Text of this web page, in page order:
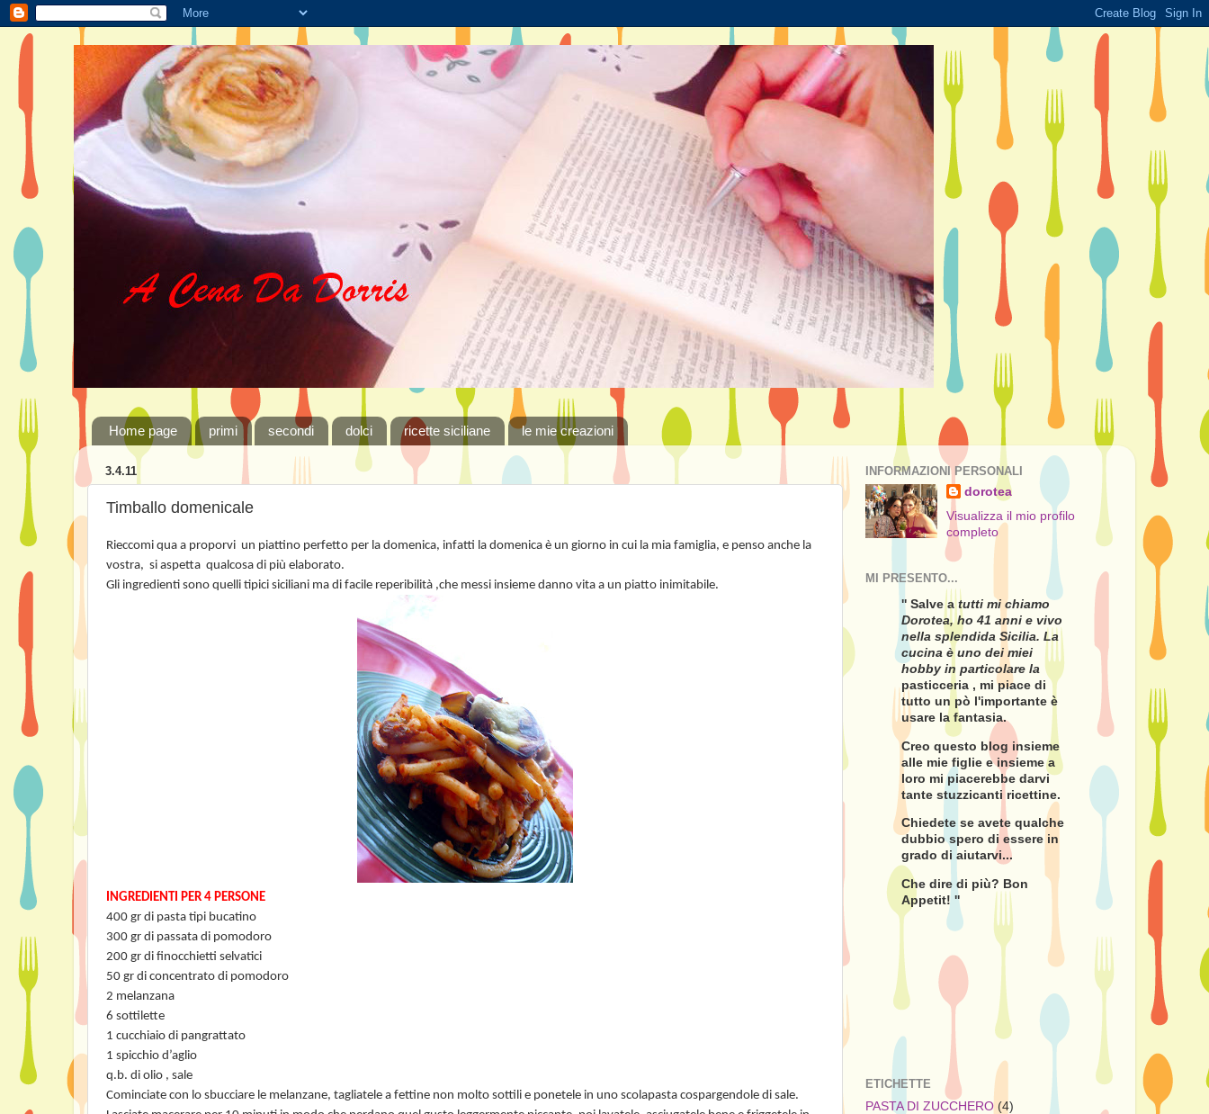
Home page primi secondi dolci ricette siciliane le mie creazioni
3.4.11
Timballo domenicale
Rieccomi qua a proporvi un piattino perfetto per la domenica, infatti la domenica è un giorno in cui la mia famiglia, e penso anche la
vostra, si aspetta qualcosa di più elaborato.
Gli ingredienti sono quelli tipici siciliani ma di facile reperibilità ,che messi insieme danno vita a un piatto inimitabile.
INGREDIENTI PER 4 PERSONE
400 gr di pasta tipi bucatino
300 gr di passata di pomodoro
200 gr di finocchietti selvatici
50 gr di concentrato di pomodoro
2 melanzana
6 sottilette
1 cucchiaio di pangrattato
1 spicchio d’aglio
q.b. di olio , sale
Cominciate con lo sbucciare le melanzane, tagliatele a fettine non molto sottili e ponetele in uno scolapasta cospargendole di sale.
INFORMAZIONI PERSONALI
dorotea
Visualizza il mio profilo
completo
MI PRESENTO...
'' Salve a tutti mi chiamo
Dorotea, ho 41 anni e vivo
nella splendida Sicilia. La
cucina è uno dei miei
hobby in particolare la
pasticceria , mi piace di
tutto un pò l'importante è
usare la fantasia.
Creo questo blog insieme
alle mie figlie e insieme a
loro mi piacerebbe darvi
tante stuzzicanti ricettine.
Chiedete se avete qualche
dubbio spero di essere in
grado di aiutarvi...
Che dire di più? Bon
Appetit! ''
ETICHETTE
PASTA DI ZUCCHERO (4)